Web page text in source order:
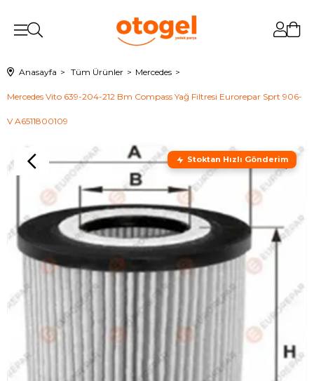
Anasayfa Tüm Ürünler Mercedes
Mercedes Vito 639-204-212 Bm Compass Yağ Filtresi Eurorepar Sprt 906-
V A6511800109
Stoktan Hızlı Gönderim